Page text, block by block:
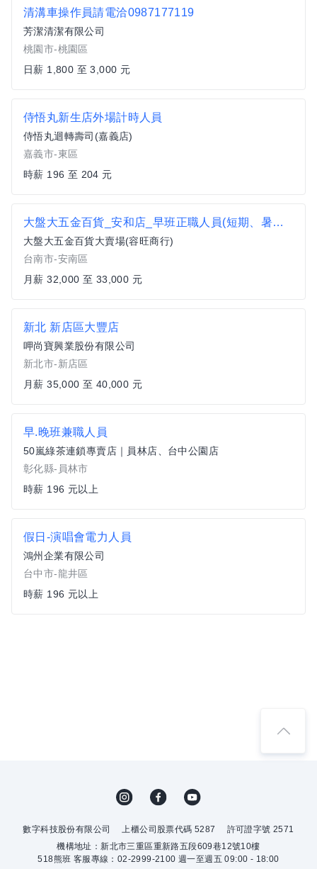
清溝車操作員請電洽0987177119
芳潔清潔有限公司
桃園市-桃園區
日薪 1,800 至 3,000 元
侍悟丸新生店外場計時人員
侍悟丸迴轉壽司(嘉義店)
嘉義市-東區
時薪 196 至 204 元
大盤大五金百貨_安和店_早班正職人員(短期、暑期勿試)
大盤大五金百貨大賣場(容旺商行)
台南市-安南區
月薪 32,000 至 33,000 元
新北 新店區大豐店
呷尚寶興業股份有限公司
新北市-新店區
月薪 35,000 至 40,000 元
早.晚班兼職人員
50嵐綠茶連鎖專賣店｜員林店、台中公園店
彰化縣-員林市
時薪 196 元以上
假日-演唱會電力人員
鴻州企業有限公司
台中市-龍井區
時薪 196 元以上
數字科技股份有限公司 上櫃公司股票代碼 5287
許可證字號 2571
機構地址：新北市三重區重新路五段609巷12號10樓
518熊班 客服專線：02-2999-2100 週一至週五 09:00 - 18:00